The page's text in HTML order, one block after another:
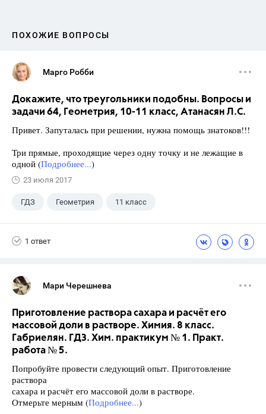
ПОХОЖИЕ ВОПРОСЫ
Марго Робби
Докажите, что треугольники подобны. Вопросы и
задачи 64, Геометрия, 10-11 класс, Атанасян Л.С.
Привет. Запуталась при решении, нужна помощь знатоков!!!
Три прямые, проходящие через одну точку и не лежащие в
одной (Подробнее...)
23 июля 2017
ГДЗ Геометрия 11 класс
1 ответ
Мари Черешнева
Приготовление раствора сахара и расчёт его
массовой доли в растворе. Химия. 8 класс.
Габриелян. ГДЗ. Хим. практикум № 1. Практ.
работа № 5.
Попробуйте провести следующий опыт. Приготовление
раствора
сахара и расчёт его массовой доли в растворе.
Отмерьте мерным (Подробнее...)